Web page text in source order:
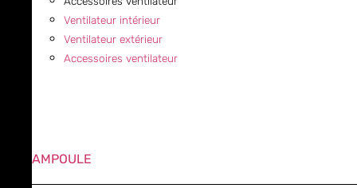
Ventilateur intérieur
Ventilateur extérieur
Accessoires ventilateur
AMPOULE